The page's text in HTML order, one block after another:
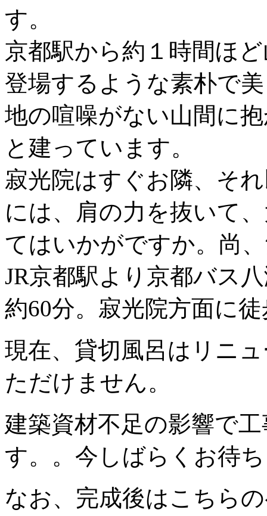
す。
京都駅から約１時間ほ
登場するような素朴で
地の喧噪がない山間に
と建っています。
寂光院はすぐお隣、そ
には、肩の力を抜いて
てはいかがですか。尚
JR京都駅より京都バス
約60分。寂光院方面に
現在、貸切風呂はリニ
ただけません。
建築資材不足の影響で
す。。今しばらくお待
なお、完成後はこちら